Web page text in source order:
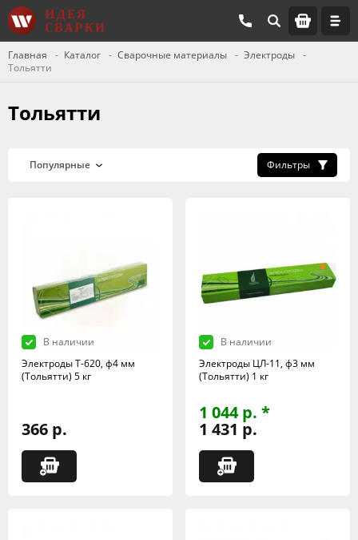
Главная Каталог Сварочные материалы
Электроды
Тольятти
Тольятти
Фильтры
В наличии
Электроды Т-620, ф4 мм
(Тольятти) 5 кг
366 р.
В наличии
Электроды ЦЛ-11, ф3 мм
(Тольятти) 1 кг
1 044 р. *
1 431 р.